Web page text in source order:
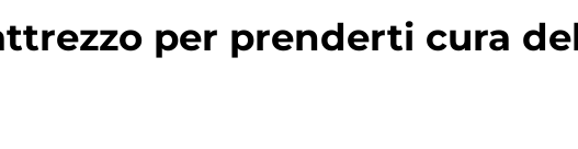
per prenderti cura